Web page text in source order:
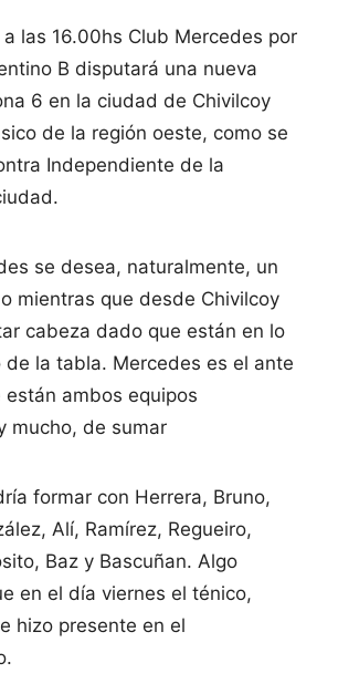
las 16.00hs Club Mercedes por
B disputará una nueva
6 en la ciudad de Chivilcoy
de la región oeste, como se
Independiente de la
se desea, naturalmente, un
mientras que desde Chivilcoy
cabeza dado que están en lo
de la tabla. Mercedes es el ante
están ambos equipos
mucho, de sumar
formar con Herrera, Bruno,
Alí, Ramírez, Regueiro,
Baz y Bascuñan. Algo
en el día viernes el ténico,
hizo presente en el